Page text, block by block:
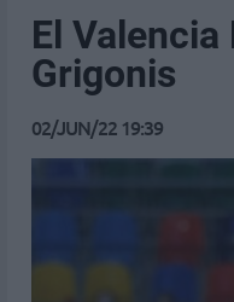
El
Grigonis
02/JUN/22 19:39